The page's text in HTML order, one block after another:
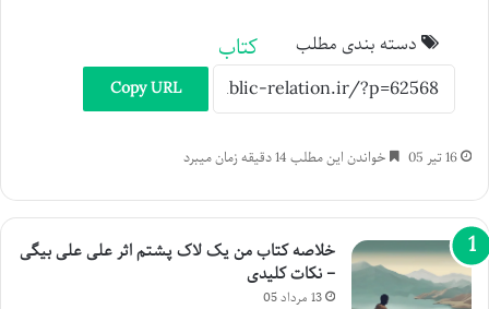
دسته بندی مطلب کتاب
Copy URL
16 تیر 05 خواندن این مطلب 14 دقیقه زمان میبرد
خلاصه کتاب من یک لاک پشتم اثر علی علی بیگی
– نکات کلیدی
13 مرداد 05